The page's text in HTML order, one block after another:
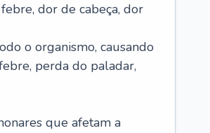
dor de cabeça, dor
o organismo, causando
perda do paladar,
que afetam a